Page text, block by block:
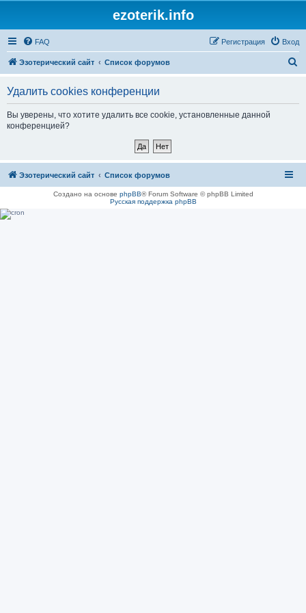
ezoterik.info
FAQ Вход
Регистрация
Эзотерический сайт Список форумов
Удалить cookies конференции
Вы уверены, что хотите удалить все cookie, установленные данной
конференцией?
Эзотерический сайт Список форумов
Создано на основе phpBB® Forum Software © phpBB Limited
Русская поддержка phpBB